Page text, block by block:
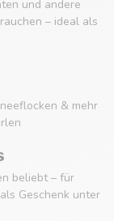
und andere
– ideal als
& mehr
beliebt – für
Geschenk unter